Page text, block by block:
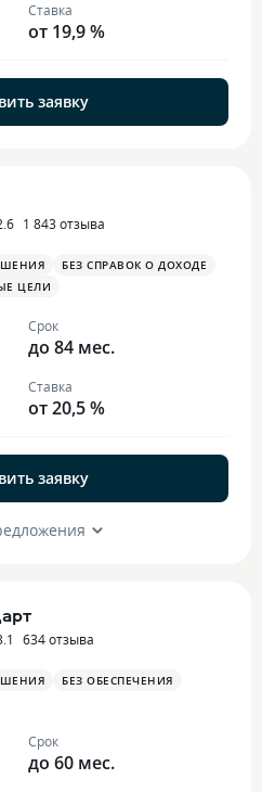
Ставка
от 19,9 %
заявку
1 843 отзыва
БЕЗ СПРАВОК О ДОХОДЕ
ЦЕЛИ
Срок
до 84 мес.
Ставка
от 20,5 %
заявку
634 отзыва
БЕЗ ОБЕСПЕЧЕНИЯ
Срок
до 60 мес.